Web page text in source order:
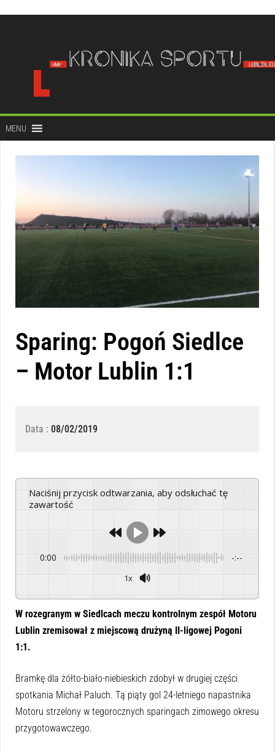
treści
MENU
Sparing: Pogoń Siedlce
– Motor Lublin 1:1
Data : 08/02/2019
Naciśnij przycisk odtwarzania, aby odsłuchać tę
zawartość
0:00 -:--
1x
W rozegranym w Siedlcach meczu kontrolnym zespół Motoru
Lublin zremisował z miejscową drużyną II-ligowej Pogoni
1:1.
Bramkę dla żółto-biało-niebieskich zdobył w drugiej części
spotkania Michał Paluch. Tą piąty gol 24-letniego napastnika
Motoru strzelony w tegorocznych sparingach zimowego okresu
przygotowawczego.